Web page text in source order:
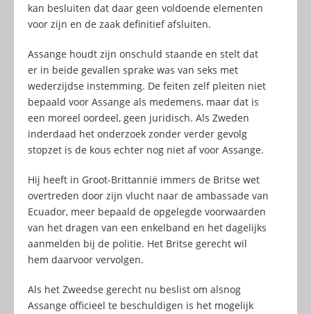
kan besluiten dat daar geen voldoende elementen
voor zijn en de zaak definitief afsluiten.
Assange houdt zijn onschuld staande en stelt dat
er in beide gevallen sprake was van seks met
wederzijdse instemming. De feiten zelf pleiten niet
bepaald voor Assange als medemens, maar dat is
een moreel oordeel, geen juridisch. Als Zweden
inderdaad het onderzoek zonder verder gevolg
stopzet is de kous echter nog niet af voor Assange.
Hij heeft in Groot-Brittannië immers de Britse wet
overtreden door zijn vlucht naar de ambassade van
Ecuador, meer bepaald de opgelegde voorwaarden
van het dragen van een enkelband en het dagelijks
aanmelden bij de politie. Het Britse gerecht wil
hem daarvoor vervolgen.
Als het Zweedse gerecht nu beslist om alsnog
Assange officieel te beschuldigen is het mogelijk